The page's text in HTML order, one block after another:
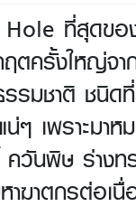
Hole ที่สุดของ
ตครั้งใหญ่จา
รมชาติ ชนิด
ๆ เพราะมา
วันพิษ ร่างท
าฆาตกรต่อเ